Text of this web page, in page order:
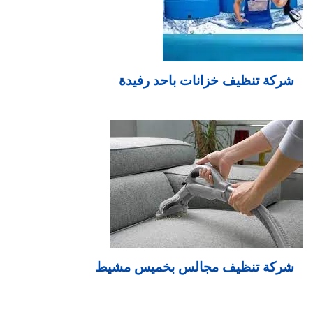
شركة تنظيف خزانات باحد رفيدة
شركة تنظيف مجالس بخميس مشيط